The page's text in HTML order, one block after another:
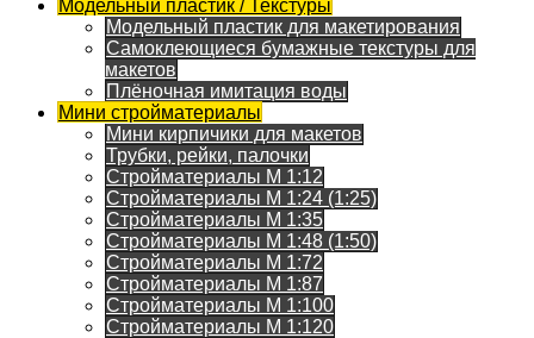
Модельный пластик / Текстуры
Модельный пластик для макетирования
Самоклеющиеся бумажные текстуры для
макетов
Плёночная имитация воды
Мини стройматериалы
Мини кирпичики для макетов
Трубки, рейки, палочки
Стройматериалы M 1:12
Стройматериалы M 1:24 (1:25)
Стройматериалы M 1:35
Стройматериалы M 1:48 (1:50)
Стройматериалы M 1:72
Стройматериалы M 1:87
Стройматериалы M 1:100
Стройматериалы M 1:120